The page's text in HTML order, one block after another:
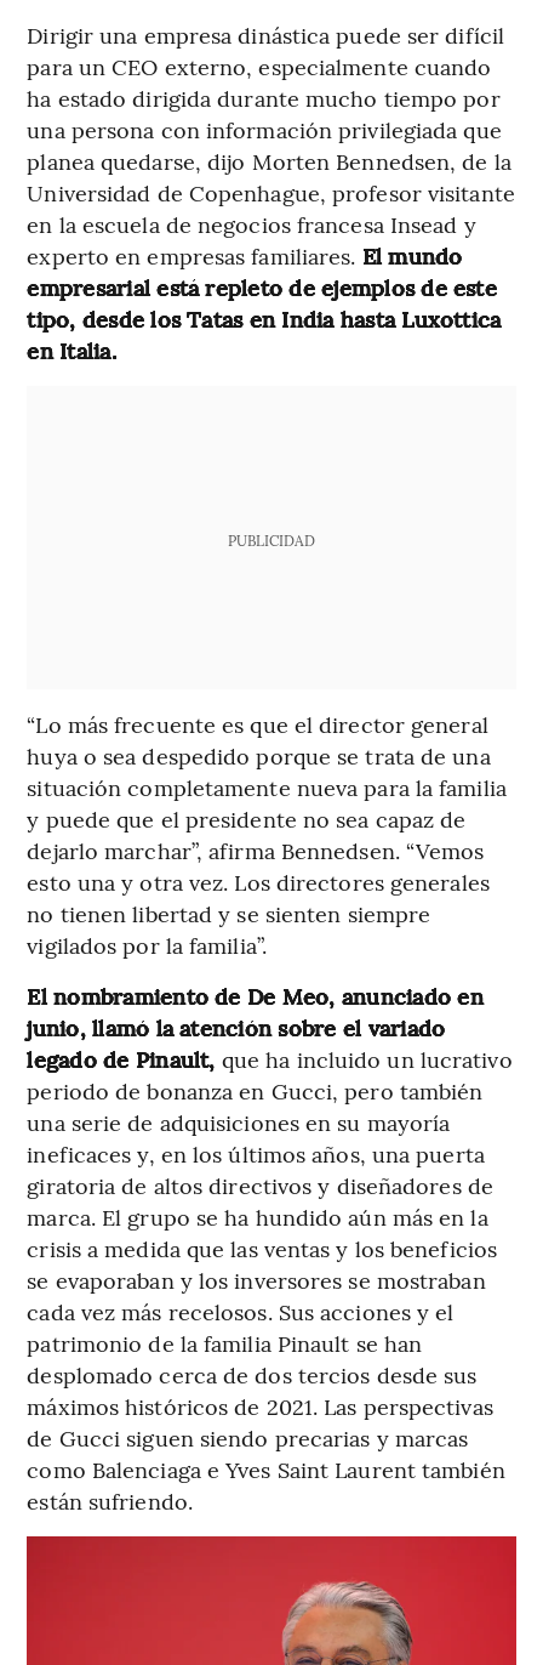
Dirigir una empresa dinástica puede ser difícil
para un CEO externo, especialmente cuando
ha estado dirigida durante mucho tiempo por
una persona con información privilegiada que
planea quedarse, dijo Morten Bennedsen, de la
Universidad de Copenhague, profesor visitante
en la escuela de negocios francesa Insead y
experto en empresas familiares. El mundo
empresarial está repleto de ejemplos de este
tipo, desde los Tatas en India hasta Luxottica
en Italia.
PUBLICIDAD
“Lo más frecuente es que el director general
huya o sea despedido porque se trata de una
situación completamente nueva para la familia
y puede que el presidente no sea capaz de
dejarlo marchar”, afirma Bennedsen. “Vemos
esto una y otra vez. Los directores generales
no tienen libertad y se sienten siempre
vigilados por la familia”.
El nombramiento de De Meo, anunciado en
junio, llamó la atención sobre el variado
legado de Pinault, que ha incluido un lucrativo
periodo de bonanza en Gucci, pero también
una serie de adquisiciones en su mayoría
ineficaces y, en los últimos años, una puerta
giratoria de altos directivos y diseñadores de
marca. El grupo se ha hundido aún más en la
crisis a medida que las ventas y los beneficios
se evaporaban y los inversores se mostraban
cada vez más recelosos. Sus acciones y el
patrimonio de la familia Pinault se han
desplomado cerca de dos tercios desde sus
máximos históricos de 2021. Las perspectivas
de Gucci siguen siendo precarias y marcas
como Balenciaga e Yves Saint Laurent también
están sufriendo.